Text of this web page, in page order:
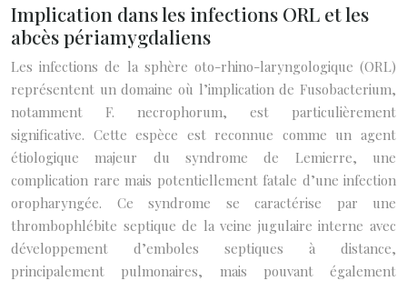
Implication dans les infections ORL et les
abcès périamygdaliens
Les infections de la sphère oto-rhino-laryngologique (ORL)
représentent un domaine où l’implication de Fusobacterium,
notamment F. necrophorum, est particulièrement
significative. Cette espèce est reconnue comme un agent
étiologique majeur du syndrome de Lemierre, une
complication rare mais potentiellement fatale d’une infection
oropharyngée. Ce syndrome se caractérise par une
thrombophlébite septique de la veine jugulaire interne avec
développement d’emboles septiques à distance,
principalement pulmonaires, mais pouvant également